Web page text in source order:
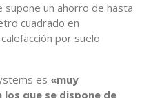
supone un ahorro de hasta
cuadrado en
por suelo
es «muy
que se dispone de